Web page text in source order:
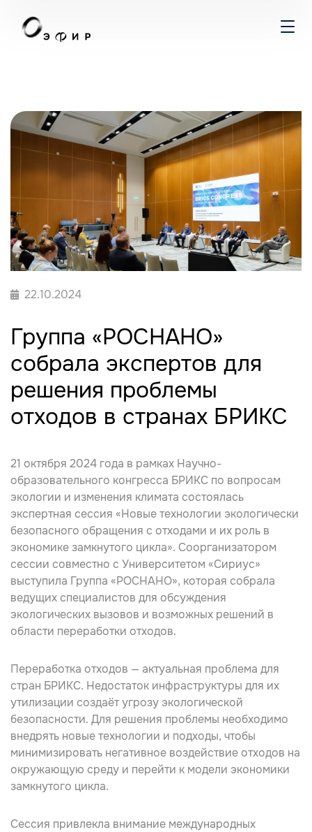
22.10.2024
Группа «РОСНАНО»
собрала экспертов для
решения проблемы
отходов в странах БРИКС
21 октября 2024 года в рамках Научно-
образовательного конгресса БРИКС по вопросам
экологии и изменения климата состоялась
экспертная сессия «Новые технологии экологически
безопасного обращения с отходами и их роль в
экономике замкнутого цикла». Соорганизатором
сессии совместно с Университетом «Сириус»
выступила Группа «РОСНАНО», которая собрала
ведущих специалистов для обсуждения
экологических вызовов и возможных решений в
области переработки отходов.
Переработка отходов — актуальная проблема для
стран БРИКС. Недостаток инфраструктуры для их
утилизации создаёт угрозу экологической
безопасности. Для решения проблемы необходимо
внедрять новые технологии и подходы, чтобы
минимизировать негативное воздействие отходов на
окружающую среду и перейти к модели экономики
замкнутого цикла.
Сессия привлекла внимание международных